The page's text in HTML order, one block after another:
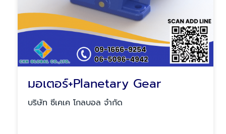
มอเตอร์+Planetary Gear
บริษัท ซีเคเค โกลบอล จำกัด